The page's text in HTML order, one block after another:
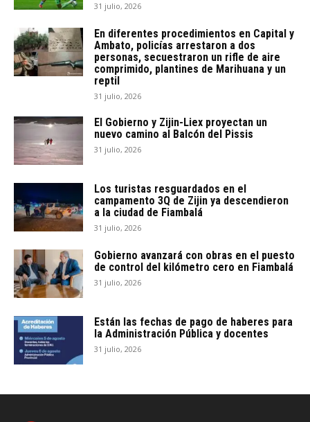
31 julio, 2026
En diferentes procedimientos en Capital y
Ambato, policías arrestaron a dos
personas, secuestraron un rifle de aire
comprimido, plantines de Marihuana y un
reptil
31 julio, 2026
El Gobierno y Zijin-Liex proyectan un
nuevo camino al Balcón del Pissis
31 julio, 2026
Los turistas resguardados en el
campamento 3Q de Zijin ya descendieron
a la ciudad de Fiambalá
31 julio, 2026
Gobierno avanzará con obras en el puesto
de control del kilómetro cero en Fiambalá
31 julio, 2026
Están las fechas de pago de haberes para
la Administración Pública y docentes
31 julio, 2026